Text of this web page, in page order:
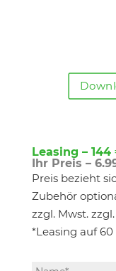
Leasing –
Ihr Preis –
Preis bezieht
Zubehör
zzgl. Mwst.
*Leasing auf